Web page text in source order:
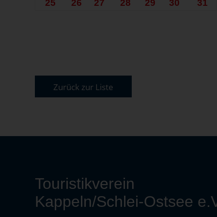
25
26 27 28 29 30 31
Zurück zur Liste
Touristikverein
Kappeln/Schlei-Ostsee